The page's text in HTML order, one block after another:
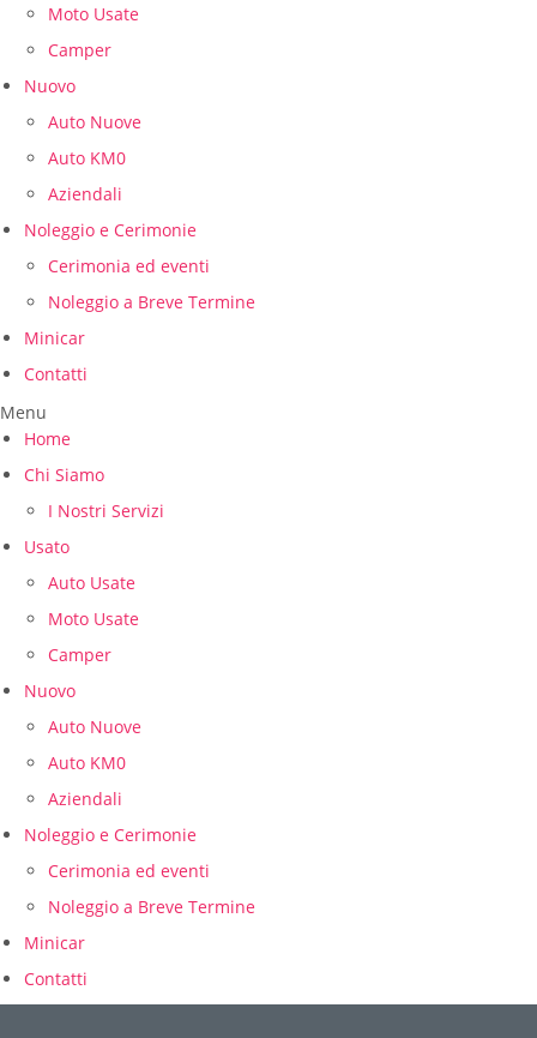
Moto Usate
Camper
Nuovo
Auto Nuove
Auto KM0
Aziendali
Noleggio e Cerimonie
Cerimonia ed eventi
Noleggio a Breve Termine
Minicar
Contatti
Menu
Home
Chi Siamo
I Nostri Servizi
Usato
Auto Usate
Moto Usate
Camper
Nuovo
Auto Nuove
Auto KM0
Aziendali
Noleggio e Cerimonie
Cerimonia ed eventi
Noleggio a Breve Termine
Minicar
Contatti